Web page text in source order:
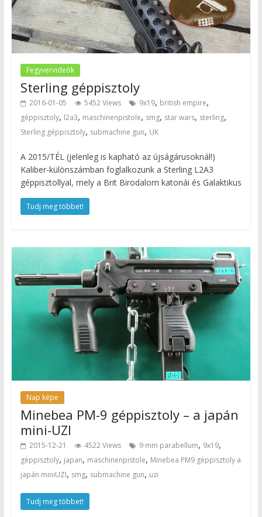
Fegyvervideók
Sterling géppisztoly
2016-01-05 5452 Views 9x19, british empire,
géppisztoly, l2a3, maschinenpistole, smg, star wars, sterling,
Sterling géppisztoly, submachine gun, UK
A 2015/TÉL (jelenleg is kapható az újságárusoknál!)
Kaliber-különszámban foglalkozunk a Sterling L2A3
géppisztollyal, mely a Brit Birodalom katonái és Galaktikus
Tudj meg többet!
Nap képe
Minebea PM-9 géppisztoly – a japán
mini-UZI
2015-12-21 4522 Views 9 mm parabellum, 9x19,
géppisztoly, japan, maschinenpistole, Minebea PM9 géppisztoly a
japán miniUZI, smg, submachine gun, uzi
Tudj meg többet!